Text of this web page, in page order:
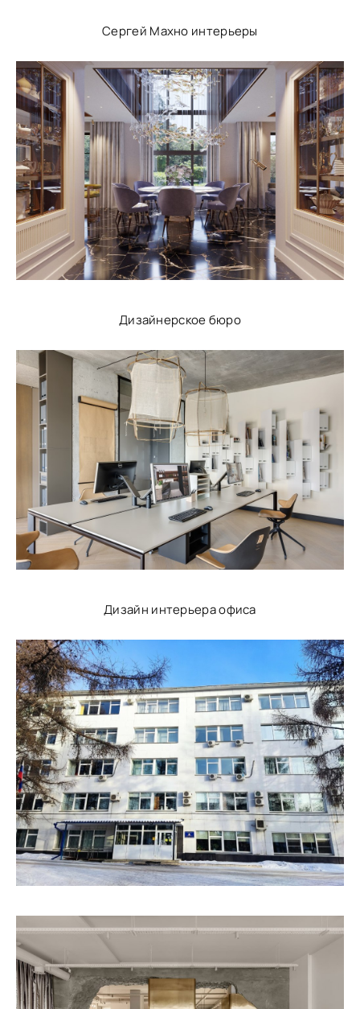
Сергей Махно интерьеры
Дизайнерское бюро
Дизайн интерьера офиса